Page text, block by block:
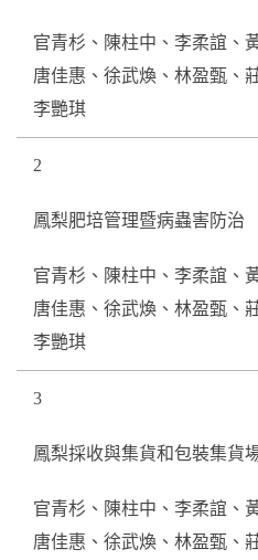
官青杉、陳柱中、李柔誼、
唐佳惠、徐武煥、林盈甄、
李艷琪
2
鳳梨肥培管理暨病蟲害防治
官青杉、陳柱中、李柔誼、
唐佳惠、徐武煥、林盈甄、
李艷琪
3
鳳梨採收與集貨和包裝集貨
官青杉、陳柱中、李柔誼、
唐佳惠、徐武煥、林盈甄、